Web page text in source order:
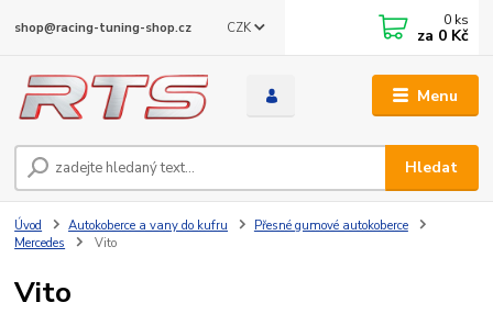
Menu
CZK
Hledat
shop@racing-tuning-shop.cz 0 ks
za 0 Kč
Úvod Autokoberce a vany do kufru
Přesné gumové autokoberce
Mercedes
Vito
Vito